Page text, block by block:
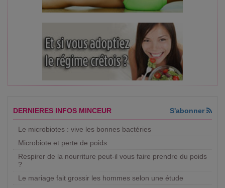
DERNIERES INFOS MINCEUR S'abonner
Le microbiotes : vive les bonnes bactéries
Microbiote et perte de poids
Respirer de la nourriture peut-il vous faire prendre du poids
?
Le mariage fait grossir les hommes selon une étude